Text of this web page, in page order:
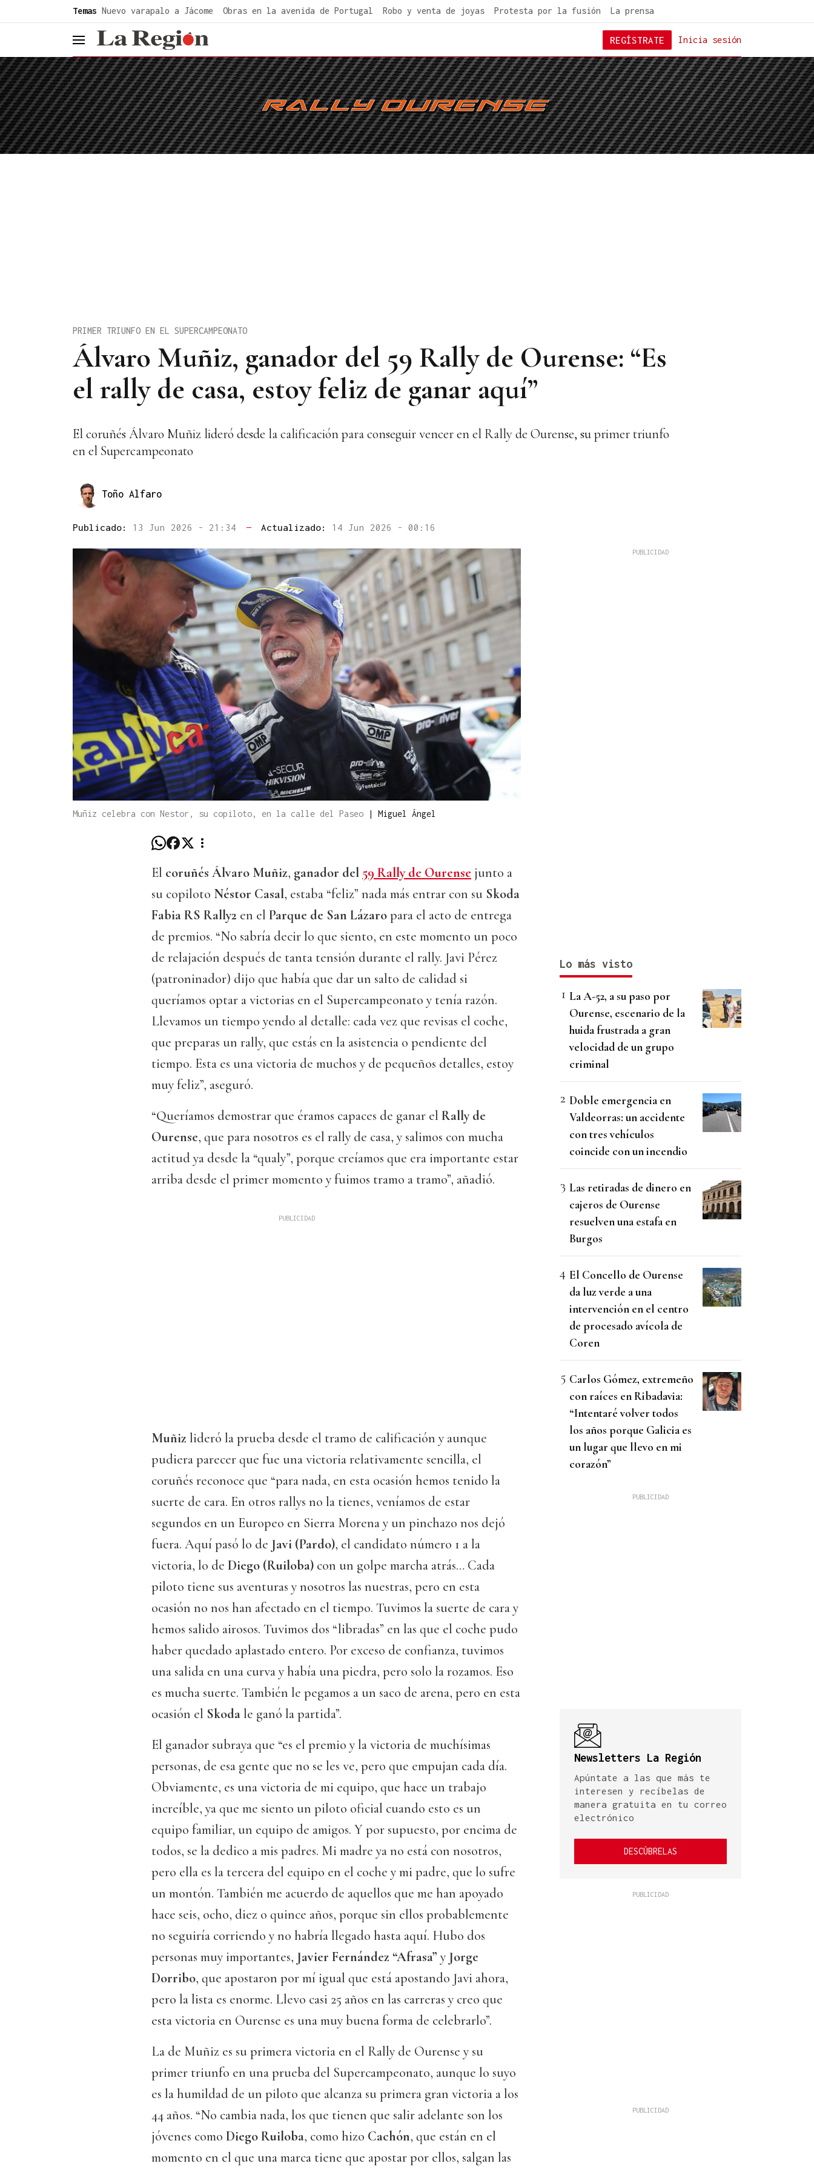
Temas Nuevo varapalo a Jácome Obras en la avenida de Portugal Robo y venta de joyas Protesta por la fusión La prensa
header.menu.open Inicia sesión
REGÍSTRATE
Álvaro Muñiz, ganador del 59 Rally de Ourense: “Es
el rally de casa, estoy feliz de ganar aquí”
PRIMER TRIUNFO EN EL SUPERCAMPEONATO
El coruñés Álvaro Muñiz lideró desde la calificación para conseguir vencer en el Rally de Ourense, su primer triunfo
en el Supercampeonato
Toño Alfaro
Publicado: 13 Jun 2026 - 21:34 — Actualizado: 14 Jun 2026 - 00:16
Muñiz celebra con Nestor, su copiloto, en la calle del Paseo | Miguel Ángel
El coruñés Álvaro Muñiz, ganador del 59 Rally de Ourense junto a
su copiloto Néstor Casal, estaba “feliz” nada más entrar con su Skoda
Fabia RS Rally2 en el Parque de San Lázaropara el acto de entrega
de premios. “No sabría decir lo que siento, en este momento un poco
de relajación después de tanta tensión durante el rally. Javi Pérez
(patroninador) dijo que había que dar un salto de calidad si
queríamos optar a victorias en el Supercampeonato y tenía razón.
Llevamos un tiempo yendo al detalle: cada vez que revisas el coche,
que preparas un rally, que estás en la asistencia o pendiente del
tiempo. Esta es una victoria de muchos y de pequeños detalles, estoy
muy feliz”, aseguró.
“Queríamos demostrar que éramos capaces de ganar el Rally de
Ourense, que para nosotros es el rally de casa, y salimos con mucha
actitud ya desde la “qualy”, porque creíamos que era importante estar
arriba desde el primer momento y fuimos tramo a tramo”, añadió.
Muñiz lideró la prueba desde el tramo de calificación y aunque
pudiera parecer que fue una victoria relativamente sencilla, el
coruñés reconoce que “para nada, en esta ocasión hemos tenido la
suerte de cara. En otros rallys no la tienes, veníamos de estar
segundos en un Europeo en Sierra Morena y un pinchazo nos dejó
fuera. Aquí pasó lo de Javi (Pardo), el candidato número 1 a la
victoria, lo de Diego (Ruiloba) con un golpe marcha atrás… Cada
piloto tiene sus aventuras y nosotros las nuestras, pero en esta
ocasión no nos han afectado en el tiempo. Tuvimos la suerte de cara y
hemos salido airosos. Tuvimos dos “libradas” en las que el coche pudo
haber quedado aplastado entero. Por exceso de confianza, tuvimos
una salida en una curva y había una piedra, pero solo la rozamos. Eso
es mucha suerte. También le pegamos a un saco de arena, pero en esta
ocasión el Skodale ganó la partida”.
El ganador subraya que “es el premio y la victoria de muchísimas
personas, de esa gente que no se les ve, pero que empujan cada día.
Obviamente, es una victoria de mi equipo, que hace un trabajo
increíble, ya que me siento un piloto oficial cuando esto es un
equipo familiar, un equipo de amigos. Y por supuesto, por encima de
todos, se la dedico a mis padres. Mi madre ya no está con nosotros,
pero ella es la tercera del equipo en el coche y mi padre, que lo sufre
un montón. También me acuerdo de aquellos que me han apoyado
hace seis, ocho, diez o quince años, porque sin ellos probablemente
no seguiría corriendo y no habría llegado hasta aquí. Hubo dos
personas muy importantes, Javier Fernández “Afrasa” y Jorge
Dorribo, que apostaron por mí igual que está apostando Javi ahora,
pero la lista es enorme. Llevo casi 25 años en las carreras y creo que
esta victoria en Ourense es una muy buena forma de celebrarlo”.
La de Muñiz es su primera victoria en el Rally de Ourense y su
primer triunfo en una prueba del Supercampeonato, aunque lo suyo
es la humildad de un piloto que alcanza su primera gran victoria a los
44 años. “No cambia nada, los que tienen que salir adelante son los
jóvenes como Diego Ruiloba, como hizo Cachón, que están en el
momento en el que una marca tiene que apostar por ellos, salgan las
Lo más visto
La A-52, a su paso por
Ourense, escenario de la
huida frustrada a gran
velocidad de un grupo
criminal
Doble emergencia en
Valdeorras: un accidente
con tres vehículos
coincide con un incendio
Las retiradas de dinero en
cajeros de Ourense
resuelven una estafa en
Burgos
El Concello de Ourense
da luz verde a una
intervención en el centro
de procesado avícola de
Coren
Carlos Gómez, extremeño
con raíces en Ribadavia:
“Intentaré volver todos
los años porque Galicia es
un lugar que llevo en mi
corazón”
Newsletters La Región
Apúntate a las que más te
interesen y recíbelas de
manera gratuita en tu correo
electrónico
DESCÚBRELAS